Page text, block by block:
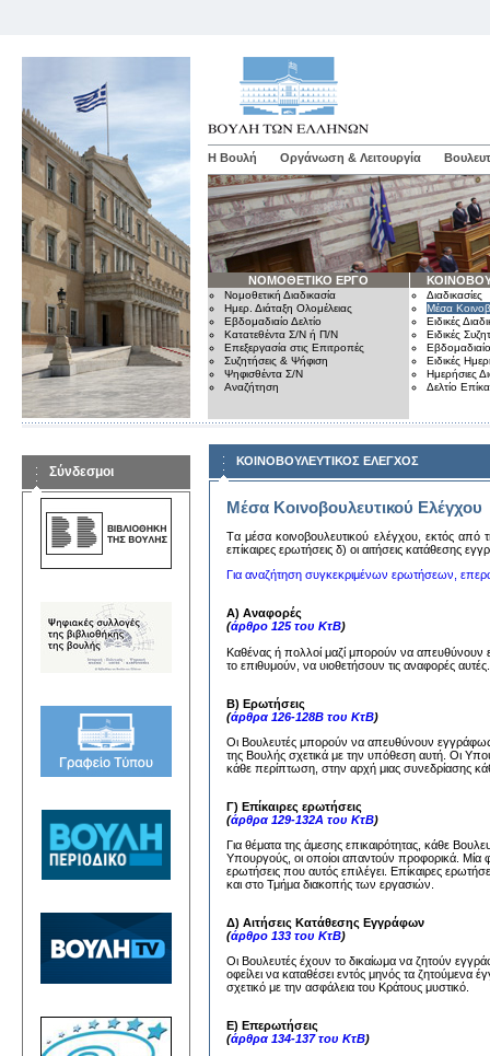
Η Βουλή Οργάνωση & Λειτουργία
ΝΟΜΟΘΕΤΙΚΟ ΕΡΓΟ
Νομοθετική Διαδικασία
Ημερ. Διάταξη Ολομέλειας
Εβδομαδιαίο Δελτίο
Κατατεθέντα Σ/Ν ή Π/Ν
Επεξεργασία στις Επιτροπές
Συζητήσεις & Ψήφιση
Ψηφισθέντα Σ/Ν
Αναζήτηση
Διαδικασίες
Μέσα
Ειδικές
Ειδικές
Εβδομαδιαίο
Ειδικές
Ημερήσιες
Δελτίο
Σύνδεσμοι
ΚΟΙΝΟΒΟΥΛΕΥΤΙΚΟΣ ΕΛΕΓΧΟΣ
Μέσα Κοινοβουλευτικού Ελέγχου
Tα μέσα κoινoβoυλευτικoύ ελέγχoυ, εκτός από
επίκαιρες ερωτήσεις δ) oι αιτήσεις κατάθεσης
Για αναζήτηση συγκεκριμένων ερωτήσεων,
Α) Αναφορές
(άρθρο 125 του ΚτΒ)
Καθένας ή πολλοί μαζί μπορούν να
το επιθυμούν, να υιοθετήσουν τις αναφορές
Β) Ερωτήσεις
(άρθρα 126-128Β του ΚτΒ)
Οι Βουλευτές μπορούν να απευθύνουν
της Βουλής σχετικά με την υπόθεση αυτή. Οι
κάθε περίπτωση, στην αρχή μιας συνεδρίασης
Γ) Επίκαιρες ερωτήσεις
(άρθρα 129-132Α του ΚτΒ)
Για θέματα της άμεσης επικαιρότητας, κάθε
Υπουργούς, οι οποίοι απαντούν προφορικά. Μία
ερωτήσεις που αυτός επιλέγει. Επίκαιρες
και στο Τμήμα διακοπής των εργασιών.
Δ) Αιτήσεις Κατάθεσης Εγγράφων
(άρθρο 133 του ΚτΒ)
Οι Βουλευτές έχουν το δικαίωμα να ζητούν
οφείλει να καταθέσει εντός μηνός τα
σχετικό με την ασφάλεια του Κράτους μυστικό.
Ε) Επερωτήσεις
(άρθρα 134-137 του ΚτΒ)